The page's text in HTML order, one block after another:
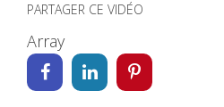
PARTAGER CE VIDÉO
Array